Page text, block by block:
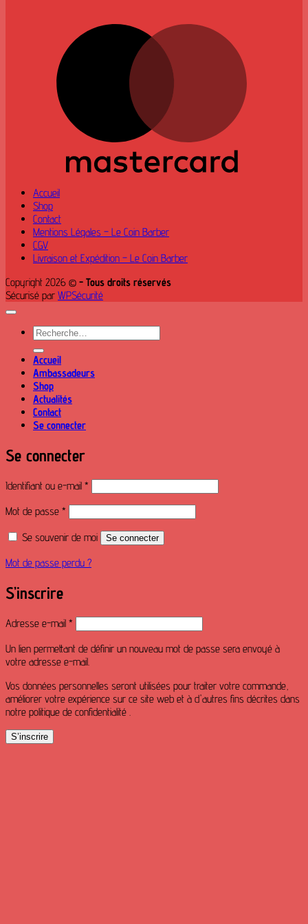
Accueil
Shop
Contact
Mentions Légales – Le Coin Barber
CGV
Livraison et Expédition – Le Coin Barber
Copyright 2026 © - Tous droits réservés
Sécurisé par WPSécurité
Recherche
pour :
Accueil
Ambassadeurs
Shop
Actualités
Contact
Se connecter
Se connecter
Identifiant ou e-mail *
Mot de passe *
Se souvenir de moi Se connecter
Mot de passe perdu ?
S’inscrire
Adresse e-mail *
Un lien permettant de définir un nouveau mot de passe sera envoyé à
votre adresse e-mail.
Vos données personnelles seront utilisées pour traiter votre commande,
améliorer votre expérience sur ce site web et à d'autres fins décrites dans
notre politique de confidentialité .
S’inscrire